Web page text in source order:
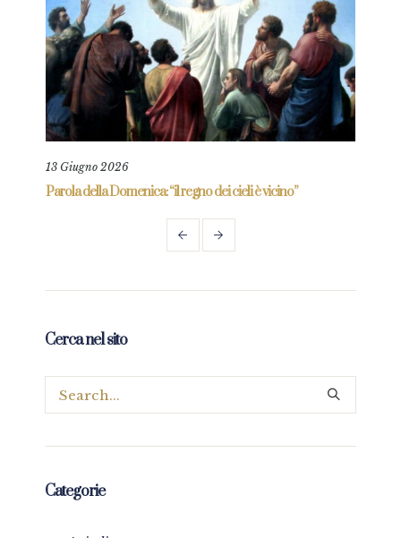
13 Giugno 2026
Parola della Domenica: “il regno dei cieli è vicino”
Cerca nel sito
Categorie